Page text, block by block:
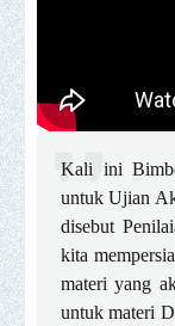
Kali ini
untuk Ujian
disebut
kita
materi yang
untuk materi